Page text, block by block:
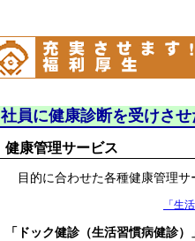
社員に健康診断を受けさせ
健康管理サービス
目的に合わせた各種健康管理サ
「生
「ドック健診（生活習慣病健診）